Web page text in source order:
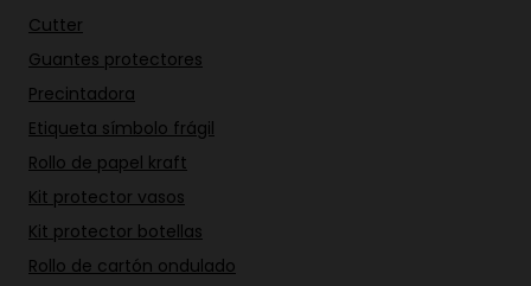
Cutter
Guantes protectores
Precintadora
Etiqueta símbolo frágil
Rollo de papel kraft
Kit protector vasos
Kit protector botellas
Rollo de cartón ondulado